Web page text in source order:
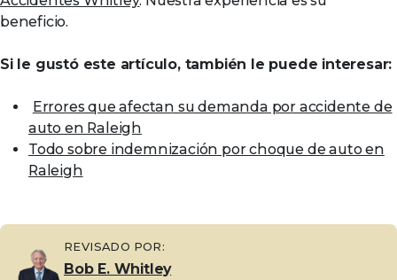
beneficio.
Si le gustó este artículo, también le puede interesar:
Errores que afectan su demanda por accidente de
auto en Raleigh
Todo sobre indemnización por choque de auto en
Raleigh
REVISADO POR:
Bob E. Whitley